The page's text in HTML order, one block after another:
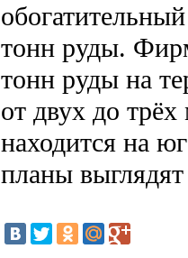
тонн руды.
тонн руды на
от двух до
находится на
планы